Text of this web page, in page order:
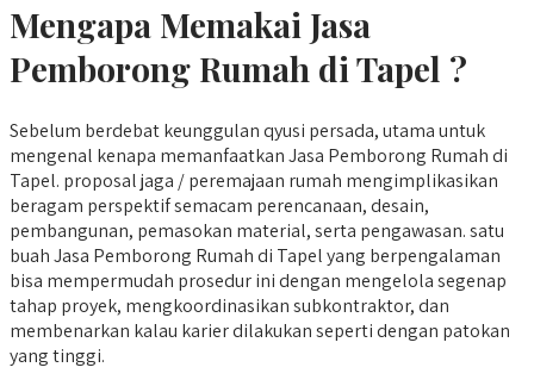
Mengapa Memakai Jasa
Pemborong Rumah di Tapel ?
Sebelum berdebat keunggulan qyusi persada, utama untuk
mengenal kenapa memanfaatkan Jasa Pemborong Rumah di
Tapel. proposal jaga / peremajaan rumah mengimplikasikan
beragam perspektif semacam perencanaan, desain,
pembangunan, pemasokan material, serta pengawasan. satu
buah Jasa Pemborong Rumah di Tapel yang berpengalaman
bisa mempermudah prosedur ini dengan mengelola segenap
tahap proyek, mengkoordinasikan subkontraktor, dan
membenarkan kalau karier dilakukan seperti dengan patokan
yang tinggi.